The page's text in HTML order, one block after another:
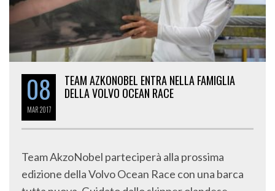
08
MAR2017
TEAM AZKONOBEL ENTRA NELLA FAMIGLIA
DELLA VOLVO OCEAN RACE
Team AkzoNobel parteciperà alla prossima
edizione della Volvo Ocean Race con una barca